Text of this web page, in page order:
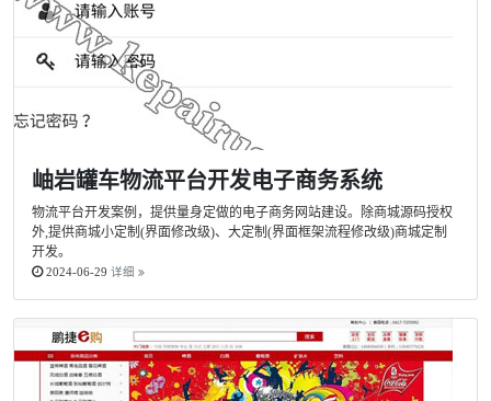
岫岩罐车物流平台开发电子商务系统
物流平台开发案例，提供量身定做的电子商务网站建设。除商城源码授权
外,提供商城小定制(界面修改级)、大定制(界面框架流程修改级)商城定制
开发。
2024-06-29 详细